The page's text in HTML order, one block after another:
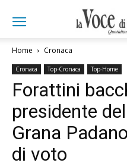
Home Cronaca
Cronaca Top-Cronaca Top-Home
Forattini
presidente
Grana
di voto